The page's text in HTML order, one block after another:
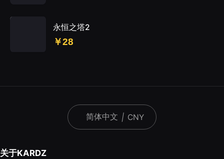
永恒之塔2
￥28
简体中文 | CNY
关于KARDZ